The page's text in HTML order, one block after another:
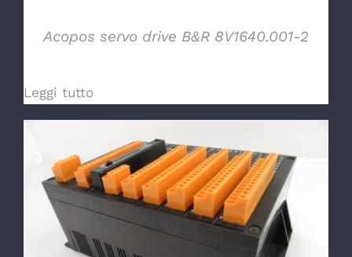
Acopos servo drive B&R 8V1640.001-2
Leggi tutto